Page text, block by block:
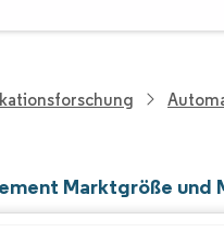
Marktgröße und